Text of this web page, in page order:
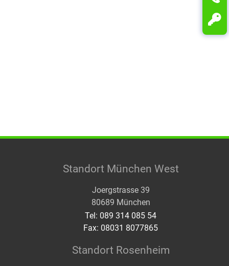
Standort München West
Joergstrasse 39
80689 München
Tel: 089 314 085 54
Fax: 08031 8077865
Standort Rosenheim